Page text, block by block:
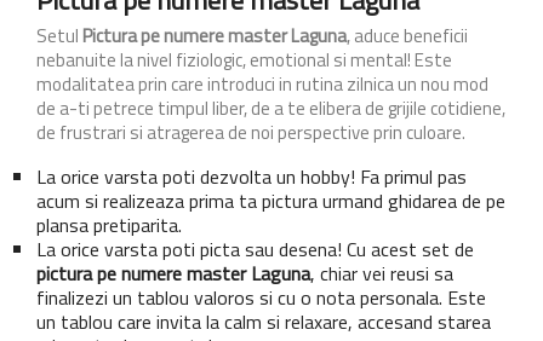
Setul Pictura pe numere master Laguna, aduce beneficii
nebanuite la nivel fiziologic, emotional si mental! Este
modalitatea prin care introduci in rutina zilnica un nou mod
de a-ti petrece timpul liber, de a te elibera de grijile cotidiene,
de frustrari si atragerea de noi perspective prin culoare.
La orice varsta poti dezvolta un hobby! Fa primul pas
acum si realizeaza prima ta pictura urmand ghidarea de pe
plansa pretiparita.
La orice varsta poti picta sau desena! Cu acest set de
pictura pe numere masterLaguna, chiar vei reusi sa
finalizezi un tablou valoros si cu o nota personala. Este
un tablou care invita la calm si relaxare, accesand starea